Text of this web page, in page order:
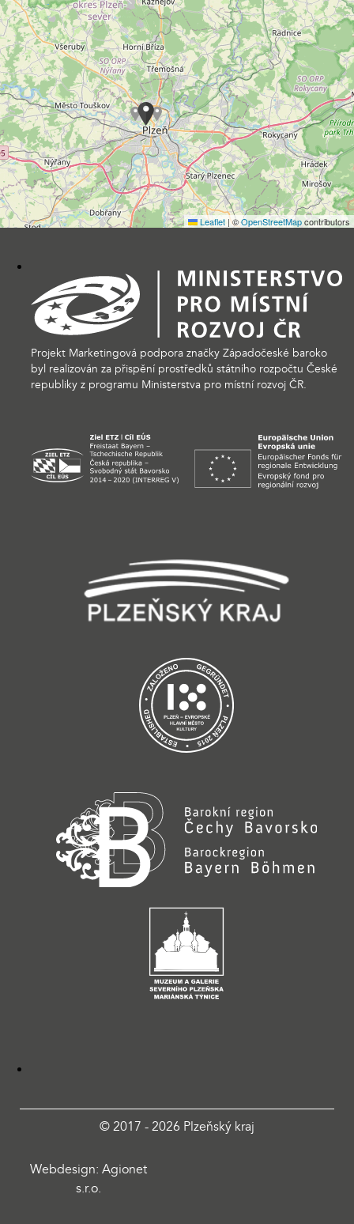
Leaflet |©OpenStreetMapcontributors
Projekt Marketingová podpora značky Západočeské baroko
byl realizován za přispění prostředků státního rozpočtu České
republiky z programu Ministerstva pro místní rozvoj ČR.
© 2017 - 2026 Plzeňský kraj
Webdesign: Agionet
s.r.o.